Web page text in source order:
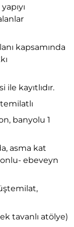
kapsamında
ile kayıtlıdır.
banyolu 1
asma kat
ebeveyn
tavanlı atölye)